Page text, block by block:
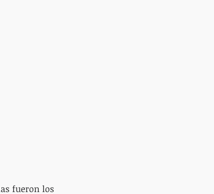
fueron los